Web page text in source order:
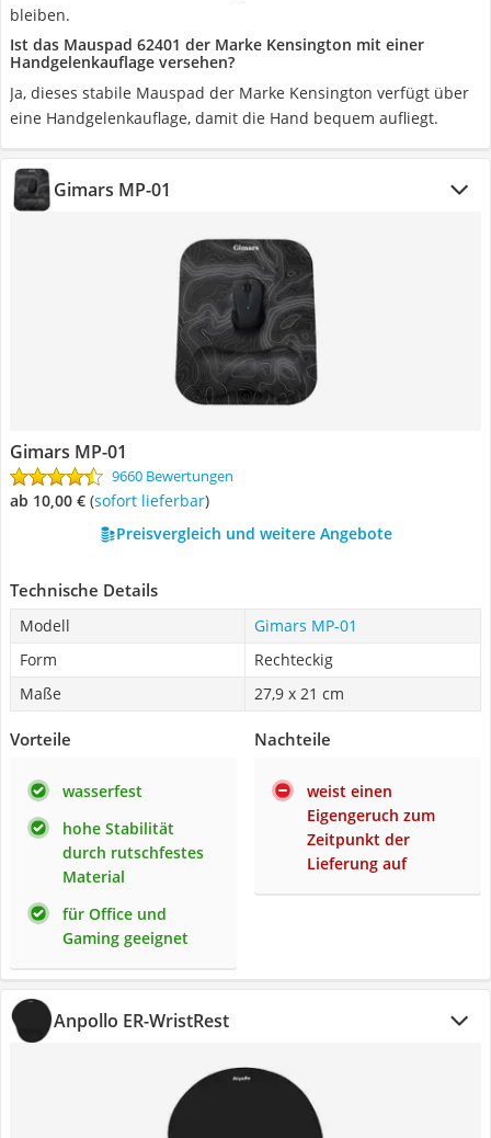
bleiben.
Ist das Mauspad 62401 der Marke Kensington mit einer
Handgelenkauflage versehen?
Ja, dieses stabile Mauspad der Marke Kensington verfügt über
eine Handgelenkauflage, damit die Hand bequem aufliegt.
Gimars MP-01
Gimars MP-01
9660 Bewertungen
ab 10,00 € ( Sofort lieferbar)
Preisvergleich und weitere Angebote
Technische Details
Modell
Gimars MP-01
Form
Rechteckig
Maße
27,9 x 21 cm
Vorteile
wasserfest
hohe Stabilität
durch rutschfestes
Material
für Office und
Gaming geeignet
Nachteile
weist einen
Eigengeruch zum
Zeitpunkt der
Lieferung auf
Anpollo ER-WristRest